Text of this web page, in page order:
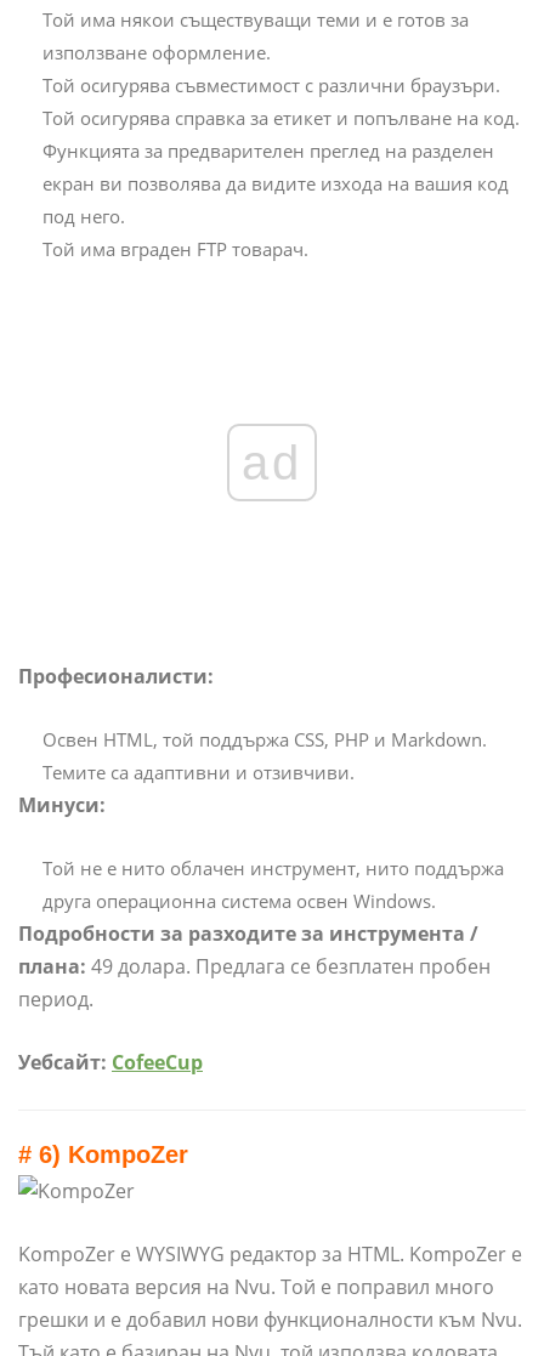
Той има някои съществуващи теми и е готов за
използване оформление.
Той осигурява съвместимост с различни браузъри.
Той осигурява справка за етикет и попълване на код.
Функцията за предварителен преглед на разделен
екран ви позволява да видите изхода на вашия код
под него.
Той има вграден FTP товарач.
ad
Професионалисти:
Освен HTML, той поддържа CSS, PHP и Markdown.
Темите са адаптивни и отзивчиви.
Минуси:
Той не е нито облачен инструмент, нито поддържа
друга операционна система освен Windows.
Подробности за разходите за инструмента /
плана: 49 долара. Предлага се безплатен пробен
период.
Уебсайт: CofeeCup
# 6) KompoZer
KompoZer е WYSIWYG редактор за HTML. KompoZer е
като новата версия на Nvu. Той е поправил много
грешки и е добавил нови функционалности към Nvu.